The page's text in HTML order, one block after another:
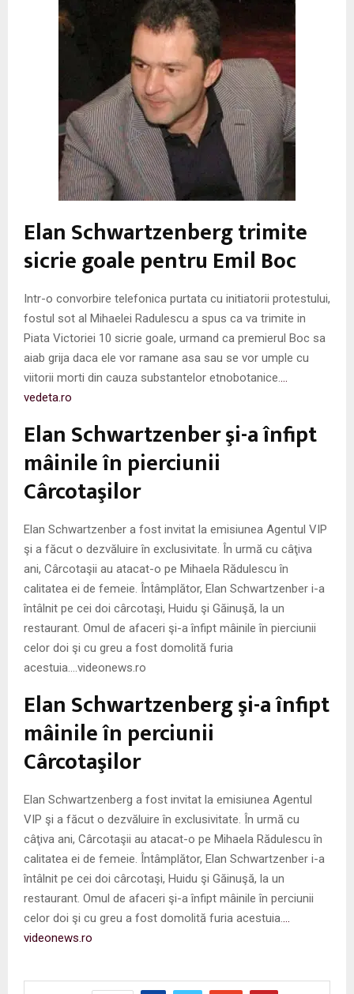
Elan Schwartzenberg trimite
sicrie goale pentru Emil Boc
Intr-o convorbire telefonica purtata cu initiatorii protestului,
fostul sot al Mihaelei Radulescu a spus ca va trimite in
Piata Victoriei 10 sicrie goale, urmand ca premierul Boc sa
aiab grija daca ele vor ramane asa sau se vor umple cu
viitorii morti din cauza substantelor etnobotanice.
vedeta.ro
Elan Schwartzenber şi-a înfipt
mâinile în pierciunii
Cârcotaşilor
Elan Schwartzenber a fost invitat la emisiunea Agentul VIP
şi a făcut o dezvăluire în exclusivitate. În urmă cu câţiva
ani, Cârcotaşii au atacat-o pe Mihaela Rădulescu în
calitatea ei de femeie. Întâmplător, Elan Schwartzenber i-a
întâlnit pe cei doi cârcotaşi, Huidu şi Găinuşă, la un
restaurant. Omul de afaceri şi-a înfipt mâinile în pierciunii
celor doi şi cu greu a fost domolită furia
acestuia….videonews.ro
Elan Schwartzenberg şi-a înfipt
mâinile în perciunii
Cârcotaşilor
Elan Schwartzenberg a fost invitat la emisiunea Agentul
VIP şi a făcut o dezvăluire în exclusivitate. În urmă cu
câţiva ani, Cârcotaşii au atacat-o pe Mihaela Rădulescu în
calitatea ei de femeie. Întâmplător, Elan Schwartzenber i-a
întâlnit pe cei doi cârcotaşi, Huidu şi Găinuşă, la un
restaurant. Omul de afaceri şi-a înfipt mâinile în perciunii
celor doi şi cu greu a fost domolită furia acestuia.
videonews.ro